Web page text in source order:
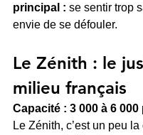
principal : se sentir trop
envie de se défouler.
Le Zénith : le
milieu français
Capacité : 3 000 à 6
Le Zénith, c’est un peu